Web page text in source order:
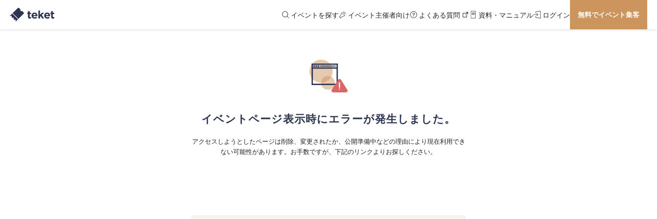
イベントを探す イベント主催者向け よくある質問 資料・マニュアル ログイン 無料でイベント集客
イベントページ表示時にエラーが発生しました。
アクセスしようとしたページは削除、変更されたか、公開準備中などの理由により現在利用でき
ない可能性があります。お手数ですが、下記のリンクよりお探しください。